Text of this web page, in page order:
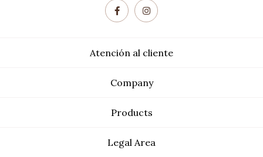
Atención al cliente
Legal Area
Company
Products